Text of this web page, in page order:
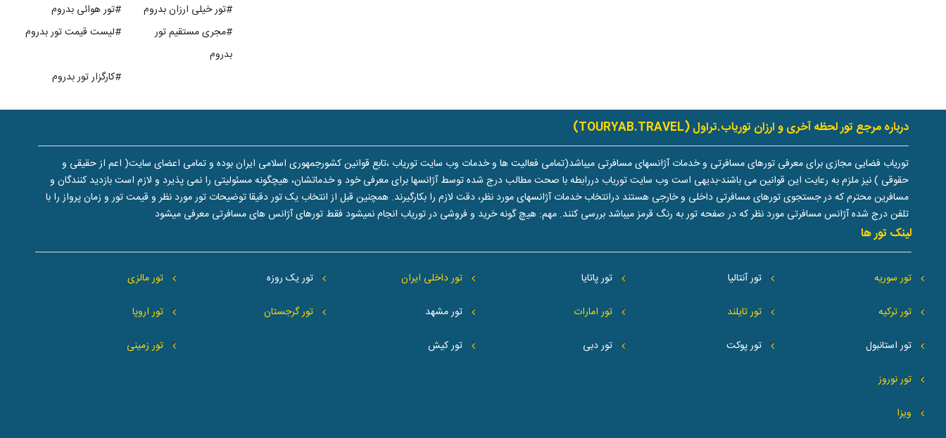
#تور هوائی بدروم
#تور خیلی ارزان بدروم
#لیست قیمت تور بدروم
#مجری مستقیم تور
بدروم
#کارگزار تور بدروم
درباره مرجع تور لحظه آخری و ارزان توریاب.تراول (TOURYAB.TRAVEL)
توریاب فضایی مجازی برای معرفی تورهای مسافرتی و خدمات آژانسهای مسافرتی میباشد(تمامی فعالیت ها و خدمات وب سایت توریاب ،تابع قوانین کشورجمهوری اسلامی ایران بوده و تمامی اعضای سایت( اعم از حقیقی و
حقوقی ) نیز ملزم به رعایت این قوانین می باشند-بدیهی است وب سایت توریاب دررابطه با صحت مطالب درج شده توسط آژانسها برای معرفی خود و خدماتشان، هیچگونه مسئولیتی را نمی پذیرد و لازم است بازدید کنندگان و
مسافرین محترم که در جستجوی تورهای مسافرتی داخلی و خارجی هستند درانتخاب خدمات آژانسهای مورد نظر، دقت لازم را بکارگیرند. همچنین قبل از انتخاب یک تور دقیقا توضیحات تور مورد نظر و قیمت تور و زمان پرواز را با
تلفن درج شده آژانس مسافرتی مورد نظر که در صفحه تور به رنگ قرمز میباشد بررسی کنند. مهم: هیچ گونه خرید و فروشی در توریاب انجام نمیشود فقط تورهای آژانس های مسافرتی معرفی میشود
لینک تور ها
تور سوریه
تور ترکیه
تور استانبول
تور آنتالیا
تور تایلند
تور پوکت
تور پاتایا
تور امارات
تور دبی
تور داخلی ایران
تور مشهد
تور کیش
تور یک روزه
تور گرجستان
تور مالزی
تور اروپا
تور زمینی
تور نوروز
ویزا